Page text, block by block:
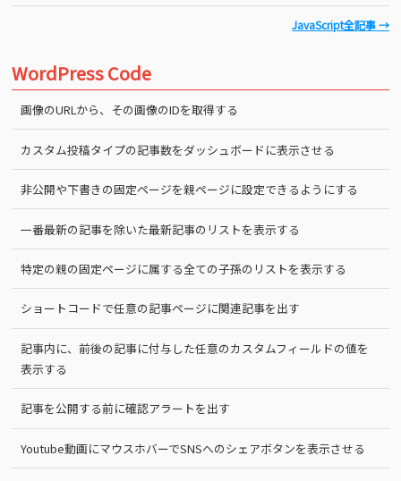
JavaScript全記事 →
WordPress Code
画像のURLから、その画像のIDを取得する
カスタム投稿タイプの記事数をダッシュボードに表示させる
非公開や下書きの固定ページを親ページに設定できるようにする
一番最新の記事を除いた最新記事のリストを表示する
特定の親の固定ページに属する全ての子孫のリストを表示する
ショートコードで任意の記事ページに関連記事を出す
記事内に、前後の記事に付与した任意のカスタムフィールドの値を
表示する
記事を公開する前に確認アラートを出す
Youtube動画にマウスホバーでSNSへのシェアボタンを表示させる